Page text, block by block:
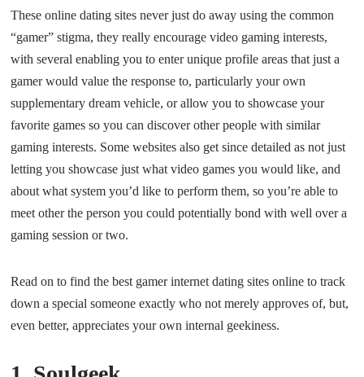
These online dating sites never just do away using the common
“gamer” stigma, they really encourage video gaming interests,
with several enabling you to enter unique profile areas that just a
gamer would value the response to, particularly your own
supplementary dream vehicle, or allow you to showcase your
favorite games so you can discover other people with similar
gaming interests. Some websites also get since detailed as not just
letting you showcase just what video games you would like, and
about what system you’d like to perform them, so you’re able to
meet other the person you could potentially bond with well over a
gaming session or two.
Read on to find the best gamer internet dating sites online to track
down a special someone exactly who not merely approves of, but,
even better, appreciates your own internal geekiness.